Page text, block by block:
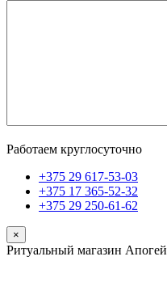
Работаем круглосуточно
+375 29 617-53-03
+375 17 365-52-32
+375 29 250-61-62
×
Ритуальный магазин Апогей